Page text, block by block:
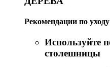
Рекомендации по
Используйте
столешницы